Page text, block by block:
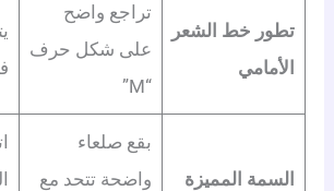
تطور خط الشعر
الأمامي
تراجع واضح
على شكل حرف
السمة المميزة
بقع صلعاء
واضحة تتحد مع